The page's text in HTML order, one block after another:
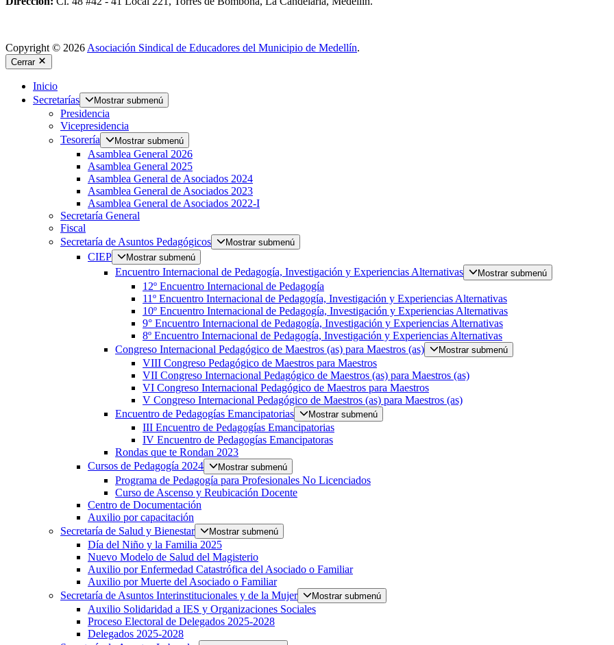
Copyright © 2026 Asociación Sindical de Educadores del Municipio de Medellín.
Cerrar
Inicio
Secretarías
Mostrar submenú
Presidencia
Vicepresidencia
Tesorería
Mostrar submenú
Asamblea General 2026
Asamblea General 2025
Asamblea General de Asociados 2024
Asamblea General de Asociados 2023
Asamblea General de Asociados 2022-I
Secretaría General
Fiscal
Secretaría de Asuntos Pedagógicos
Mostrar submenú
CIEP Mostrar submenú
Encuentro Internacional de Pedagogía, Investigación y Experiencias Alternativas Mostrar submenú
12º Encuentro Internacional de Pedagogía
11º Encuentro Internacional de Pedagogía, Investigación y Experiencias Alternativas
10º Encuentro Internacional de Pedagogía, Investigación y Experiencias Alternativas
9° Encuentro Internacional de Pedagogía, Investigación y Experiencias Alternativas
8º Encuentro Internacional de Pedagogía, Investigación y Experiencias Alternativas
Congreso Internacional Pedagógico de Maestros (as) para Maestros (as)
Mostrar submenú
VIII Congreso Pedagógico de Maestros para Maestros
VII Congreso Internacional Pedagógico de Maestros (as) para Maestros (as)
VI Congreso Internacional Pedagógico de Maestros para Maestros
V Congreso Internacional Pedagógico de Maestros (as) para Maestros (as)
Encuentro de Pedagogías Emancipatorias
Mostrar submenú
III Encuentro de Pedagogías Emancipatorias
IV Encuentro de Pedagogías Emancipatoras
Rondas que te Rondan 2023
Cursos de Pedagogía 2024
Mostrar submenú
Programa de Pedagogía para Profesionales No Licenciados
Curso de Ascenso y Reubicación Docente
Centro de Documentación
Auxilio por capacitación
Secretaría de Salud y Bienestar
Mostrar submenú
Día del Niño y la Familia 2025
Nuevo Modelo de Salud del Magisterio
Auxilio por Enfermedad Catastrófica del Asociado o Familiar
Auxilio por Muerte del Asociado o Familiar
Secretaría de Asuntos Interinstitucionales y de la Mujer
Mostrar submenú
Auxilio Solidaridad a IES y Organizaciones Sociales
Proceso Electoral de Delegados 2025-2028
Delegados 2025-2028